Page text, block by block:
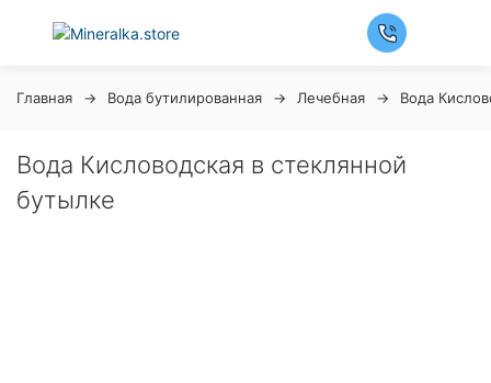
Главная Вода бутилированная Лечебная Вода
Вода Кисловодская в стеклянной
бутылке